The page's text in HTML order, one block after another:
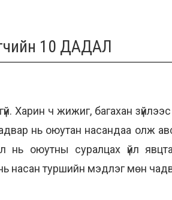
10 ДАДАЛ
Харин ч жижиг, багахан
нь оюутан насандаа олж
нь оюутны суралцах үйл
насан туршийн мэдлэг мөн